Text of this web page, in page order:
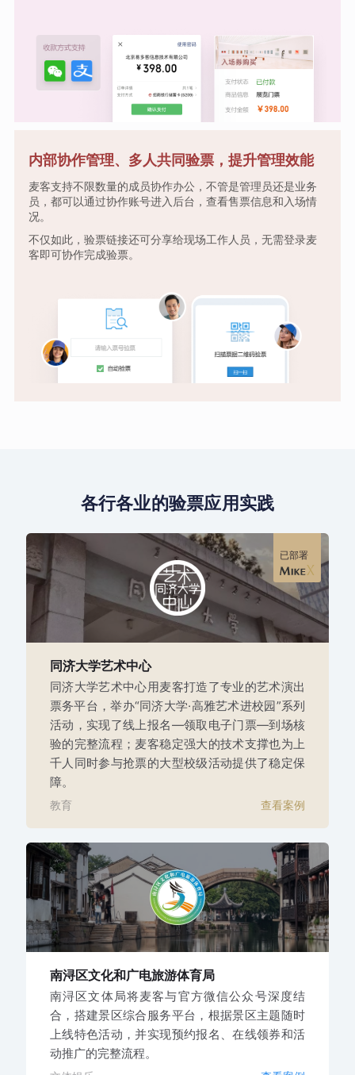
内部协作管理、多人共同验票，提升管理效能
麦客支持不限数量的成员协作办公，不管是管理员还是业务
员，都可以通过协作账号进入后台，查看售票信息和入场情
况。
不仅如此，验票链接还可分享给现场工作人员，无需登录麦
客即可协作完成验票。
各行各业的验票应用实践
已部署
同济大学艺术中心
同济大学艺术中心用麦客打造了专业的艺术演出
票务平台，举办“同济大学·高雅艺术进校园”系列
活动，实现了线上报名—领取电子门票—到场核
验的完整流程；麦客稳定强大的技术支撑也为上
千人同时参与抢票的大型校级活动提供了稳定保
障。
教育 查看案例
南浔区文化和广电旅游体育局
南浔区文体局将麦客与官方微信公众号深度结
合，搭建景区综合服务平台，根据景区主题随时
上线特色活动，并实现预约报名、在线领券和活
动推广的完整流程。